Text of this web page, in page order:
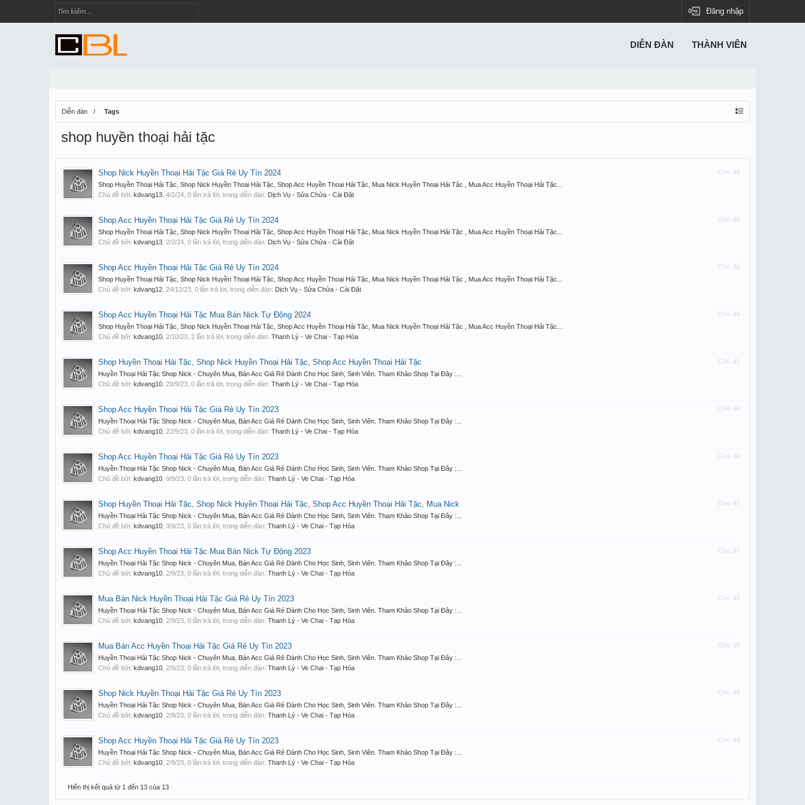
Đăng nhập
Diễn đàn Tags
shop huyền thoại hải tặc
Chủ đề
Shop Nick Huyền Thoại Hải Tặc Giá Rẻ Uy Tín 2024
Shop Huyền Thoại Hải Tặc, Shop Nick Huyền Thoại Hải Tặc, Shop Acc Huyền Thoại Hải Tặc, Mua Nick Huyền Thoại Hải Tặc , Mua Acc Huyền Thoại Hải Tặc...
Chủ đề bởi: kdvang13 4/2/24 , 0 lần trả lời, trong diễn đàn: Dịch Vụ - Sửa Chửa - Cài Đặt
Chủ đề
Shop Acc Huyền Thoại Hải Tặc Giá Rẻ Uy Tín 2024
Shop Huyền Thoại Hải Tặc, Shop Nick Huyền Thoại Hải Tặc, Shop Acc Huyền Thoại Hải Tặc, Mua Nick Huyền Thoại Hải Tặc , Mua Acc Huyền Thoại Hải Tặc...
Chủ đề bởi: kdvang13 2/2/24 , 0 lần trả lời, trong diễn đàn: Dịch Vụ - Sửa Chửa - Cài Đặt
Chủ đề
Shop Acc Huyền Thoại Hải Tặc Giá Rẻ Uy Tín 2024
Shop Huyền Thoại Hải Tặc, Shop Nick Huyền Thoại Hải Tặc, Shop Acc Huyền Thoại Hải Tặc, Mua Nick Huyền Thoại Hải Tặc , Mua Acc Huyền Thoại Hải Tặc...
Chủ đề bởi: kdvang12 24/12/23 , 0 lần trả lời, trong diễn đàn: Dịch Vụ - Sửa Chửa - Cài Đặt
Chủ đề
Shop Acc Huyền Thoại Hải Tặc Mua Bán Nick Tự Động 2024
Shop Huyền Thoại Hải Tặc, Shop Nick Huyền Thoại Hải Tặc, Shop Acc Huyền Thoại Hải Tặc, Mua Nick Huyền Thoại Hải Tặc , Mua Acc Huyền Thoại Hải Tặc...
Chủ đề bởi: kdvang10 2/10/23 , 2 lần trả lời, trong diễn đàn: Thanh Lý - Ve Chai - Tạp Hóa
Chủ đề
Shop Huyền Thoại Hải Tặc, Shop Nick Huyền Thoại Hải Tặc, Shop Acc Huyền Thoại Hải Tặc
Huyền Thoại Hải Tặc Shop Nick - Chuyên Mua, Bán Acc Giá Rẻ Dành Cho Học Sinh, Sinh Viên. Tham Khảo Shop Tại Đây :...
Chủ đề bởi: kdvang10 29/9/23 , 0 lần trả lời, trong diễn đàn: Thanh Lý - Ve Chai - Tạp Hóa
Chủ đề
Shop Acc Huyền Thoại Hải Tặc Giá Rẻ Uy Tín 2023
Huyền Thoại Hải Tặc Shop Nick - Chuyên Mua, Bán Acc Giá Rẻ Dành Cho Học Sinh, Sinh Viên. Tham Khảo Shop Tại Đây :...
Chủ đề bởi: kdvang10 22/9/23 , 0 lần trả lời, trong diễn đàn: Thanh Lý - Ve Chai - Tạp Hóa
Chủ đề
Shop Acc Huyền Thoại Hải Tặc Giá Rẻ Uy Tín 2023
Huyền Thoại Hải Tặc Shop Nick - Chuyên Mua, Bán Acc Giá Rẻ Dành Cho Học Sinh, Sinh Viên. Tham Khảo Shop Tại Đây :...
Chủ đề bởi: kdvang10 9/9/23 , 0 lần trả lời, trong diễn đàn: Thanh Lý - Ve Chai - Tạp Hóa
Chủ đề
Shop Huyền Thoại Hải Tặc, Shop Nick Huyền Thoại Hải Tặc, Shop Acc Huyền Thoại Hải Tặc, Mua Nick
Huyền Thoại Hải Tặc Shop Nick - Chuyên Mua, Bán Acc Giá Rẻ Dành Cho Học Sinh, Sinh Viên. Tham Khảo Shop Tại Đây :...
Chủ đề bởi: kdvang10 3/9/23 , 0 lần trả lời, trong diễn đàn: Thanh Lý - Ve Chai - Tạp Hóa
Chủ đề
Shop Acc Huyền Thoại Hải Tặc Mua Bán Nick Tự Động 2023
Huyền Thoại Hải Tặc Shop Nick - Chuyên Mua, Bán Acc Giá Rẻ Dành Cho Học Sinh, Sinh Viên. Tham Khảo Shop Tại Đây :...
Chủ đề bởi: kdvang10 2/9/23 , 0 lần trả lời, trong diễn đàn: Thanh Lý - Ve Chai - Tạp Hóa
Chủ đề
Mua Bán Nick Huyền Thoại Hải Tặc Giá Rẻ Uy Tín 2023
Huyền Thoại Hải Tặc Shop Nick - Chuyên Mua, Bán Acc Giá Rẻ Dành Cho Học Sinh, Sinh Viên. Tham Khảo Shop Tại Đây :...
Chủ đề bởi: kdvang10 2/9/23 , 0 lần trả lời, trong diễn đàn: Thanh Lý - Ve Chai - Tạp Hóa
Chủ đề
Mua Bán Acc Huyền Thoại Hải Tặc Giá Rẻ Uy Tín 2023
Huyền Thoại Hải Tặc Shop Nick - Chuyên Mua, Bán Acc Giá Rẻ Dành Cho Học Sinh, Sinh Viên. Tham Khảo Shop Tại Đây :...
Chủ đề bởi: kdvang10 2/9/23 , 0 lần trả lời, trong diễn đàn: Thanh Lý - Ve Chai - Tạp Hóa
Chủ đề
Shop Nick Huyền Thoại Hải Tặc Giá Rẻ Uy Tín 2023
Huyền Thoại Hải Tặc Shop Nick - Chuyên Mua, Bán Acc Giá Rẻ Dành Cho Học Sinh, Sinh Viên. Tham Khảo Shop Tại Đây :...
Chủ đề bởi: kdvang10 2/9/23 , 0 lần trả lời, trong diễn đàn: Thanh Lý - Ve Chai - Tạp Hóa
Chủ đề
Shop Acc Huyền Thoại Hải Tặc Giá Rẻ Uy Tín 2023
Huyền Thoại Hải Tặc Shop Nick - Chuyên Mua, Bán Acc Giá Rẻ Dành Cho Học Sinh, Sinh Viên. Tham Khảo Shop Tại Đây :...
Chủ đề bởi: kdvang10 2/9/23 , 0 lần trả lời, trong diễn đàn: Thanh Lý - Ve Chai - Tạp Hóa
Hiển thị kết quả từ 1 đến 13 của 13
DIỄN ĐÀN THÀNH VIÊN